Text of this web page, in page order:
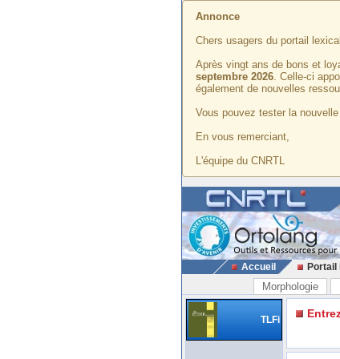
Annonce
Chers usagers du portail
Après vingt ans de bons et
septembre 2026. Celle-ci
également de nouvelles
Vous pouvez tester la
En vous remerciant,
L'équipe du CNRTL
Accueil Portail
Morphologie
TLFi